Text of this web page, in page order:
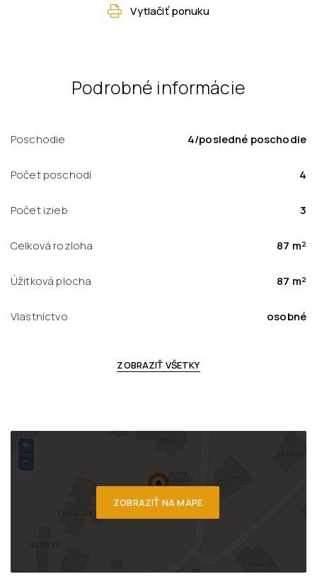
Vytlačiť ponuku
Podrobné informácie
Poschodie 4/posledné poschodie
Počet poschodí 4
Počet izieb 3
Celková rozloha 87 m²
Úžitková plocha 87 m²
Vlastníctvo osobné
ZOBRAZIŤ VŠETKY
ZOBRAZIŤ NA MAPE
+
−